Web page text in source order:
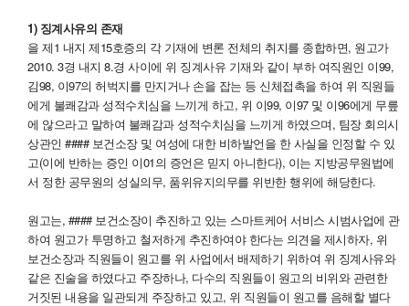
1) 징계사유의 존재
을 제1 내지 제15호증의 각 기재에 변론 전체의 취지를 종합하면, 원고가
2010. 3경 내지 8.경 사이에 위 징계사유 기재와 같이 부하 여직원인 이99,
김98, 이97의 허벅지를 만지거나 손을 잡는 등 신체접촉을 하여 위 직원들
에게 불쾌감과 성적수치심을 느끼게 하고, 위 이99, 이97 및 이96에게 무릎
에 않으라고 말하여 불쾌감과 성적수치심을 느끼게 하였으며, 팀장 회의시
상관인 #### 보건소장 및 여성에 대한 비하발언을 한 사실을 인정할 수 있
고(이에 반하는 증인 이01의 증언은 믿지 아니한다), 이는 지방공무원법에
서 정한 공무원의 성실의무, 품위유지의무를 위반한 행위에 해당한다.
원고는, #### 보건소장이 추진하고 있는 스마트케어 서비스 시범사업에 관
하여 원고가 투명하고 철저하게 추진하여야 한다는 의견을 제시하자, 위
보건소장과 직원들이 원고를 위 사업에서 배제하기 위하여 위 징계사유와
같은 진술을 하였다고 주장하나, 다수의 직원들이 원고의 비위와 관련한
거짓된 내용을 일관되게 주장하고 있고, 위 직원들이 원고를 음해할 별다